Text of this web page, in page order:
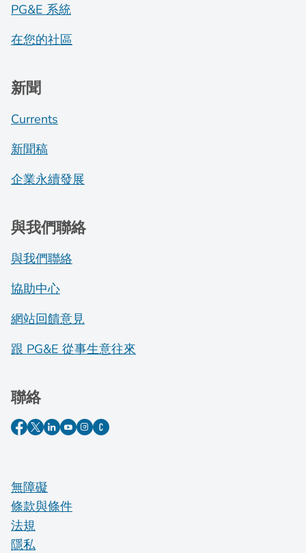
PG&E 系統
在您的社區
新聞
Currents
新聞稿
企業永續發展
與我們聯絡
與我們聯絡
協助中心
網站回饋意見
跟 PG&E 從事生意往來
聯絡
無障礙
條款與條件
法規
隱私